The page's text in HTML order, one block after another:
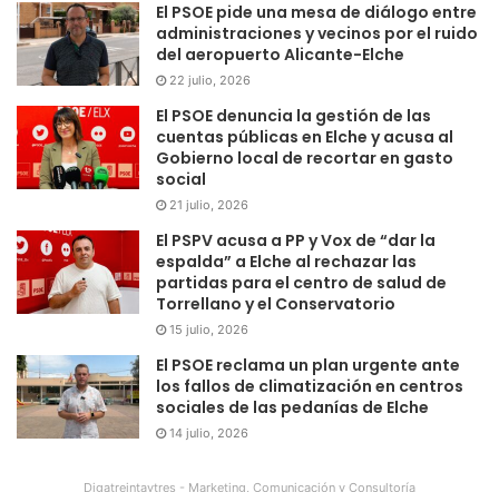
El PSOE pide una mesa de diálogo entre
administraciones y vecinos por el ruido
del aeropuerto Alicante-Elche
22 julio, 2026
El PSOE denuncia la gestión de las
cuentas públicas en Elche y acusa al
Gobierno local de recortar en gasto
social
21 julio, 2026
El PSPV acusa a PP y Vox de “dar la
espalda” a Elche al rechazar las
partidas para el centro de salud de
Torrellano y el Conservatorio
15 julio, 2026
El PSOE reclama un plan urgente ante
los fallos de climatización en centros
sociales de las pedanías de Elche
14 julio, 2026
Digatreintaytres - Marketing, Comunicación y Consultoría